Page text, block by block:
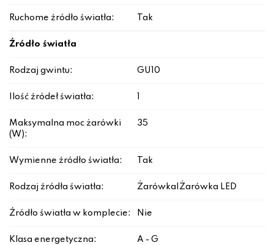
Ruchome źródło światła: Tak
Źródło światła
Rodzaj gwintu: GU10
Ilość źródeł światła:
Maksymalna moc żarówki
(W):
35
Wymienne źródło światła: Tak
Rodzaj źródła światła: Żarówka|Żarówka LED
Źródło światła w komplecie: Nie
Klasa energetyczna: A - G